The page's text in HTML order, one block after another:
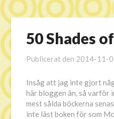
50 Shades
Publicerat den 2014-11-
Insåg att jag inte gjort
här bloggen än, så varför
mest sålda böckerna
inte läst boken för som